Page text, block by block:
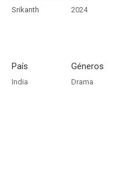
Srikanth 2024
País
India
Géneros
Drama